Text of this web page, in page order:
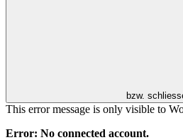
bzw.
This error message is only visible to
Error: No connected account.